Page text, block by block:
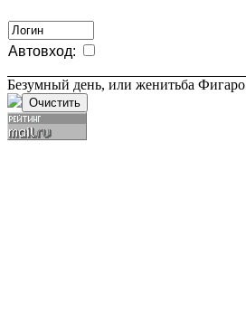
Автовход:
Безумный день, или женитьба Фигаро